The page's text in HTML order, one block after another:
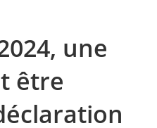
une
être